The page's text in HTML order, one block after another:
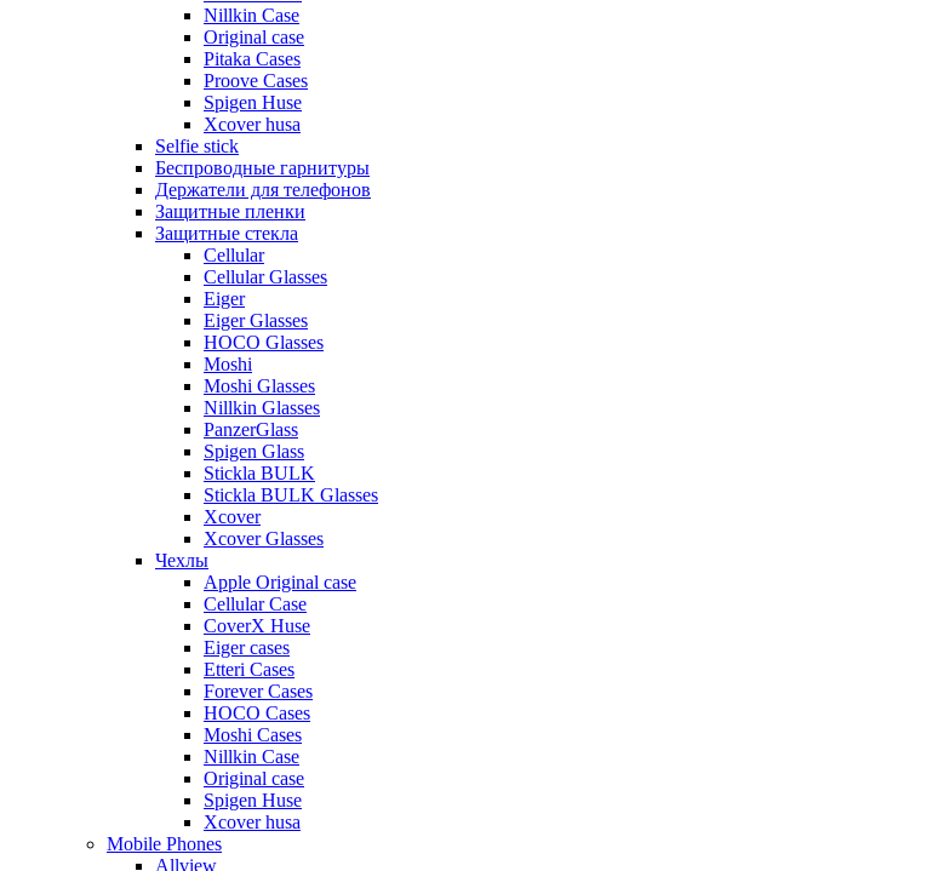
Nillkin Case
Original case
Pitaka Cases
Proove Cases
Spigen Huse
Xcover husa
Selfie stick
Беспроводные гарнитуры
Держатели для телефонов
Защитные пленки
Защитные стекла
Cellular
Cellular Glasses
Eiger
Eiger Glasses
HOCO Glasses
Moshi
Moshi Glasses
Nillkin Glasses
PanzerGlass
Spigen Glass
Stickla BULK
Stickla BULK Glasses
Xcover
Xcover Glasses
Чехлы
Apple Original case
Cellular Case
CoverX Huse
Eiger cases
Etteri Cases
Forever Cases
HOCO Cases
Moshi Cases
Nillkin Case
Original case
Spigen Huse
Xcover husa
Mobile Phones
Allview